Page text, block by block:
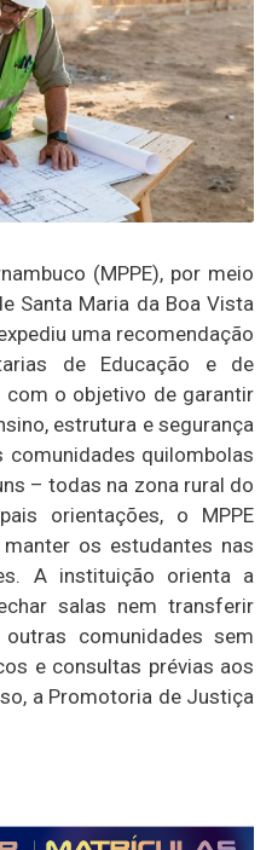
(MPPE), por meio
Santa Maria da Boa Vista
uma recomendação
de Educação e de
o objetivo de garantir
estrutura e segurança
comunidades quilombolas
– todas na zona rural do
orientações, o MPPE
os estudantes nas
A instituição orienta a
salas nem transferir
comunidades sem
e consultas prévias aos
a Promotoria de Justiça